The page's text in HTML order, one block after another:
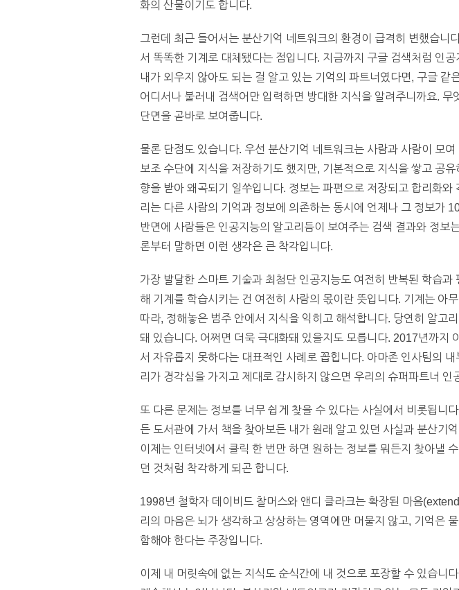
화의 산물이기도 합니다.
그런데 최근 들어서는 분산기억 네트워크의 환경이 급격히 변했습니
서 똑똑한 기계로 대체됐다는 점입니다. 지금까지 구글 검색처럼 인
내가 외우지 않아도 되는 걸 알고 있는 기억의 파트너였다면, 구글
어디서나 불러내 검색어만 입력하면 방대한 지식을 알려주니까요.
단면을 곧바로 보여줍니다.
물론 단점도 있습니다. 우선 분산기억 네트워크는 사람과 사람이 모
보조 수단에 지식을 저장하기도 했지만, 기본적으로 지식을 쌓고 공
향을 받아 왜곡되기 일쑤입니다. 정보는 파편으로 저장되고 합리화
리는 다른 사람의 기억과 정보에 의존하는 동시에 언제나 그 정보가
반면에 사람들은 인공지능의 알고리듬이 보여주는 검색 결과와 정
론부터 말하면 이런 생각은 큰 착각입니다.
가장 발달한 스마트 기술과 최첨단 인공지능도 여전히 반복된 학습
해 기계를 학습시키는 건 여전히 사람의 몫이란 뜻입니다. 기계는 아
따라, 정해놓은 범주 안에서 지식을 익히고 해석합니다. 당연히 알고
돼 있습니다. 어쩌면 더욱 극대화돼 있을지도 모릅니다. 2017년까지
서 자유롭지 못하다는 대표적인 사례로 꼽힙니다. 아마존 인사팀의
리가 경각심을 가지고 제대로 감시하지 않으면 우리의 슈퍼파트너
또 다른 문제는 정보를 너무 쉽게 찾을 수 있다는 사실에서 비롯됩니
든 도서관에 가서 책을 찾아보든 내가 원래 알고 있던 사실과 분산기
이제는 인터넷에서 클릭 한 번만 하면 원하는 정보를 뭐든지 찾아낼
던 것처럼 착각하게 되곤 합니다.
1998년 철학자 데이비드 찰머스와 앤디 클라크는 확장된 마음
리의 마음은 뇌가 생각하고 상상하는 영역에만 머물지 않고, 기억은
함해야 한다는 주장입니다.
이제 내 머릿속에 없는 지식도 순식간에 내 것으로 포장할 수 있습니